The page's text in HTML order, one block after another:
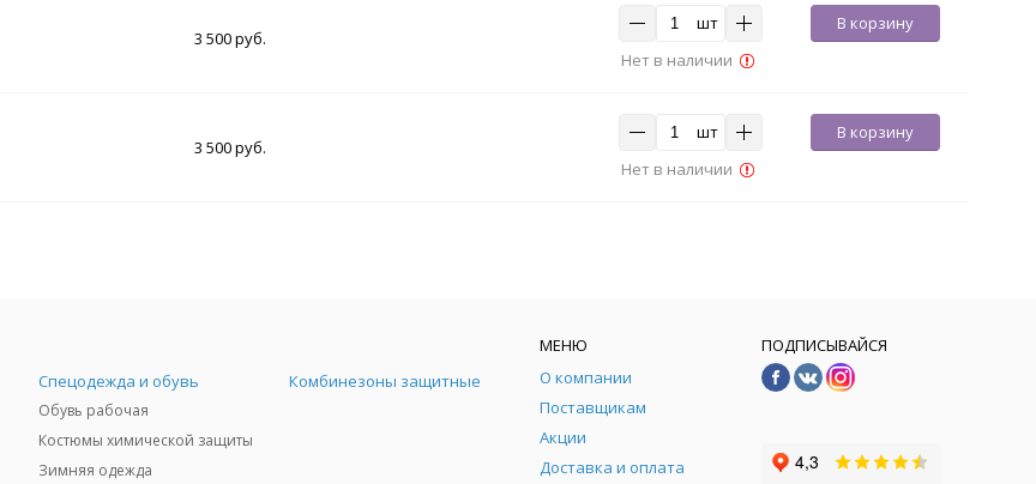
3 500 руб.
шт
В корзину
Нет в наличии
3 500 руб.
шт
В корзину
Нет в наличии
Спецодежда и обувь
Обувь рабочая
Костюмы химической защиты
Зимняя одежда
Комбинезоны защитные
МЕНЮ
О компании
Поставщикам
Акции
Доставка и оплата
ПОДПИСЫВАЙСЯ